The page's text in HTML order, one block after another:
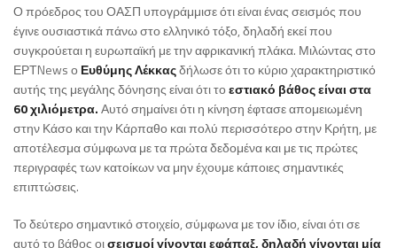
Ο πρόεδρος του ΟΑΣΠ υπογράμμισε ότι είναι ένας σεισμός που
έγινε ουσιαστικά πάνω στο ελληνικό τόξο, δηλαδή εκεί που
συγκρούεται η ευρωπαϊκή με την αφρικανική πλάκα. Μιλώντας στο
ΕΡΤNews οΕυθύμης Λέκκαςδήλωσε ότι το κύριο χαρακτηριστικό
αυτής της μεγάλης δόνησης είναι ότι τοεστιακό βάθος είναι στα
60 χιλιόμετρα.Αυτό σημαίνει ότι η κίνηση έφτασε απομειωμένη
στην Κάσο και την Κάρπαθο και πολύ περισσότερο στην Κρήτη, με
αποτέλεσμα σύμφωνα με τα πρώτα δεδομένα και με τις πρώτες
περιγραφές των κατοίκων να μην έχουμε κάποιες σημαντικές
επιπτώσεις.
Το δεύτερο σημαντικό στοιχείο, σύμφωνα με τον ίδιο, είναι ότι σε
αυτό το βάθος οισεισμοί γίνονται εφάπαξ, δηλαδή γίνονται μία